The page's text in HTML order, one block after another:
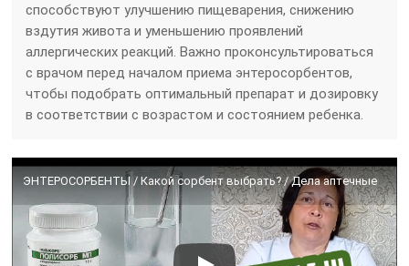
способствуют улучшению пищеварения, снижению
вздутия живота и уменьшению проявлений
аллергических реакций. Важно проконсультироваться
с врачом перед началом приема энтеросорбентов,
чтобы подобрать оптимальный препарат и дозировку
в соответствии с возрастом и состоянием ребенка.
ЭНТЕРОСОРБЕНТЫ / Какой сорбент выбрать? / Дела аптечные